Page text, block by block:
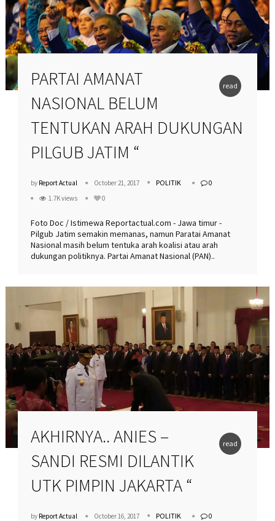
read
PARTAI AMANAT
NASIONAL BELUM
TENTUKAN ARAH DUKUNGAN
PILGUB JATIM “
by Report Actual October 21, 2017 POLITIK
0
1.7K views
0
Foto Doc / Istimewa Reportactual.com - Jawa timur -
Pilgub Jatim semakin memanas, namun Paratai Amanat
Nasional masih belum tentuka arah koalisi atau arah
dukungan politiknya. Partai Amanat Nasional (PAN)..
read
AKHIRNYA.. ANIES –
SANDI RESMI DILANTIK
UTK PIMPIN JAKARTA “
by Report Actual October 16, 2017 POLITIK
0